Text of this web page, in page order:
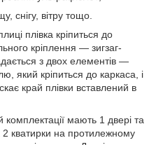
снігу, вітру тощо.
плівка кріпиться до
кріплення — зигзаг-
з двох елементів —
який кріпиться до каркаса, і
край плівки вставлений в
комплектації мають 1 двері та
2 кватирки на протилежному